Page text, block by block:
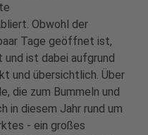
Obwohl der
Tage geöffnet ist,
ist dabei aufgrund
und übersichtlich. Über
die zum Bummeln und
in diesem Jahr rund um
- ein großes